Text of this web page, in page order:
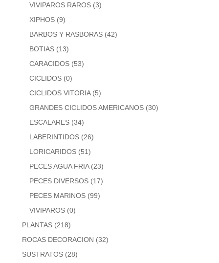
VIVIPAROS RAROS (3)
XIPHOS (9)
BARBOS Y RASBORAS (42)
BOTIAS (13)
CARACIDOS (53)
CICLIDOS (0)
CICLIDOS VITORIA (5)
GRANDES CICLIDOS AMERICANOS (30)
ESCALARES (34)
LABERINTIDOS (26)
LORICARIDOS (51)
PECES AGUA FRIA (23)
PECES DIVERSOS (17)
PECES MARINOS (99)
VIVIPAROS (0)
PLANTAS (218)
ROCAS DECORACION (32)
SUSTRATOS (28)